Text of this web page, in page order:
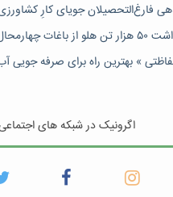
فارغ‌التحصیلان جویای کارِ
» بهترین راه برای صرفه جویی
اگرونیک در شبکه های